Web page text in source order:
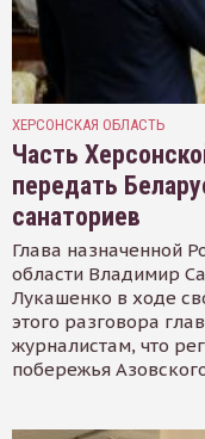
ХЕРСОНСКАЯ ОБЛАСТЬ
Часть
передать
санаториев
Глава назначенной
области Владимир
Лукашенко в ходе
этого разговора
журналистам, что
побережья